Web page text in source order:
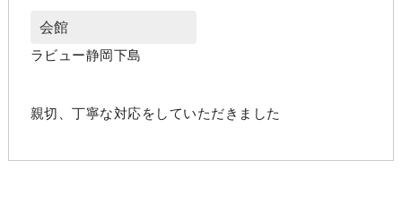
会館
ラビュー静岡下島
親切、丁寧な対応をしていただきました